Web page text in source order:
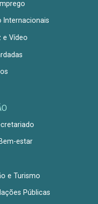
Internacionais
e Vídeo
estar
e Turismo
Públicas